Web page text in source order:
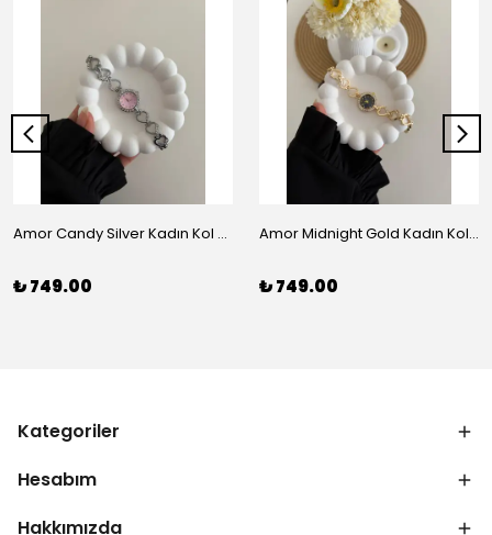
Amor Candy Silver Kadın Kol Saati
₺ 749.00
Amor Midnight Gold Kadın Kol Saati
₺ 749.00
Kategoriler
Hesabım
Hakkımızda